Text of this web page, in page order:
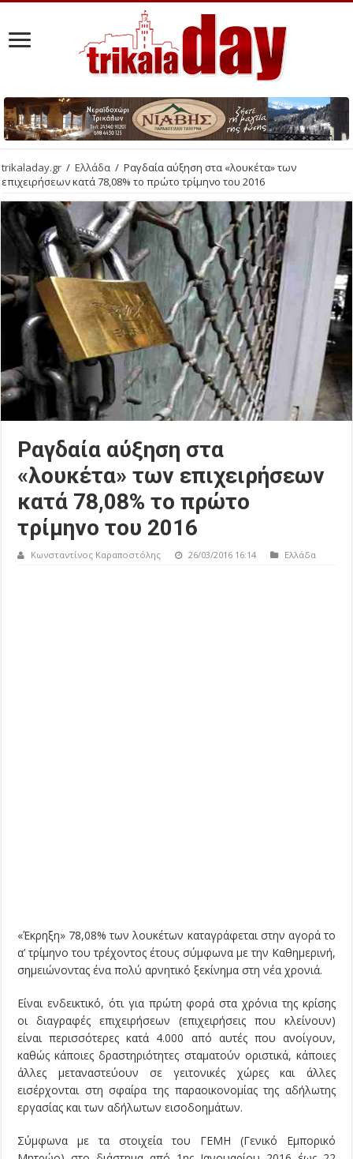
trikaladay.gr / Ελλάδα / Ραγδαία αύξηση στα «λουκέτα» των
επιχειρήσεων κατά 78,08% το πρώτο τρίμηνο του 2016
Ραγδαία αύξηση στα
«λουκέτα» των επιχειρήσεων
κατά 78,08% το πρώτο
τρίμηνο του 2016
Κωνσταντίνος Καραποστόλης 26/03/2016 16:14 Ελλάδα
«Έκρηξη» 78,08% των λουκέτων καταγράφεται στην αγορά το
α’ τρίμηνο του τρέχοντος έτους σύμφωνα με την Καθημερινή,
σημειώνοντας ένα πολύ αρνητικό ξεκίνημα στη νέα χρονιά.
Είναι ενδεικτικό, ότι για πρώτη φορά στα χρόνια της κρίσης
οι διαγραφές επιχειρήσεων (επιχειρήσεις που κλείνουν)
είναι περισσότερες κατά 4.000 από αυτές που ανοίγουν,
καθώς κάποιες δραστηριότητες σταματούν οριστικά, κάποιες
άλλες μεταναστεύουν σε γειτονικές χώρες και άλλες
εισέρχονται στη σφαίρα της παραοικονομίας της αδήλωτης
εργασίας και των αδήλωτων εισοδοημάτων.
Σύμφωνα με τα στοιχεία του ΓΕΜΗ (Γενικό Εμπορικό